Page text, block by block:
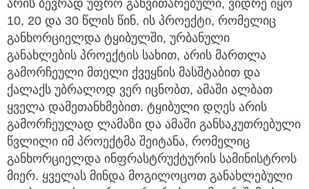
არის ბევრად უფრო განვითარებული, ვიდრე იყო
10, 20 და 30 წლის წინ. ის პროექტი, რომელიც
განხორციელდა ტყიბულში, ურბანული
განახლების პროექტის სახით, არის მართლა
გამორჩეული მთელი ქვეყნის მასშტაბით და
ქალაქს უბრალოდ ვერ იცნობთ, ამაში ალბათ
ყველა დამეთანხმებით. ტყიბული დღეს არის
გამორჩეულად ლამაზი და ამაში განსაკუთრებული
წვლილი იმ პროექტმა შეიტანა, რომელიც
განხორციელდა ინფრასტრუქტურის სამინისტროს
მიერ. ყველას მინდა მოგილოცოთ განახლებული